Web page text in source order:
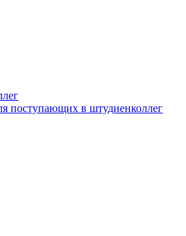
поступающих в штудиенколлег